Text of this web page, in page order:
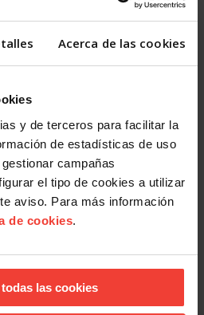
Acerca de las cookies
y de terceros para facilitar la
de estadísticas de uso
campañas
el tipo de cookies a utilizar
aviso. Para más información
de cookies.
las cookies